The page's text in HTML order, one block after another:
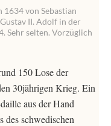
von Sebastian
II. Adolf in der
Sehr selten. Vorzüglich
150 Lose der
30jährigen Krieg. Ein
aus der Hand
des schwedischen